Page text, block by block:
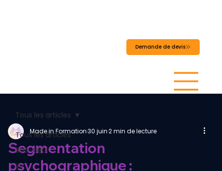
ON
Demande de devis
Tous les articles
SEO-GEO
IA
Tous les articles
Segmentation
psychographique :
Made in Formation30 juin2 min de lecture